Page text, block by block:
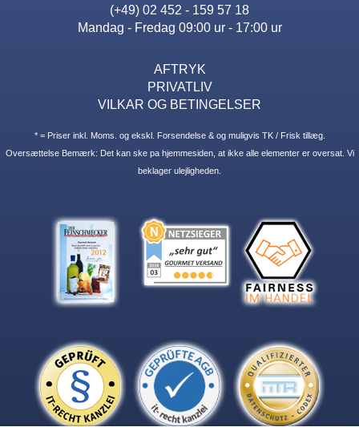
(+49) 02 452 - 159 57 18
Mandag - Fredag 09:00 ur - 17:00 ur
AFTRYK
PRIVATLIV
VILKAR OG BETINGELSER
* = Priser inkl. Moms. og ekskl. Forsendelse & og muligvis TK / Frisk tillæg.
Oversættelse Bemærk: Det kan ske pa hjemmesiden, at ikke alle elementer er oversat. Vi
beklager ulejligheden.